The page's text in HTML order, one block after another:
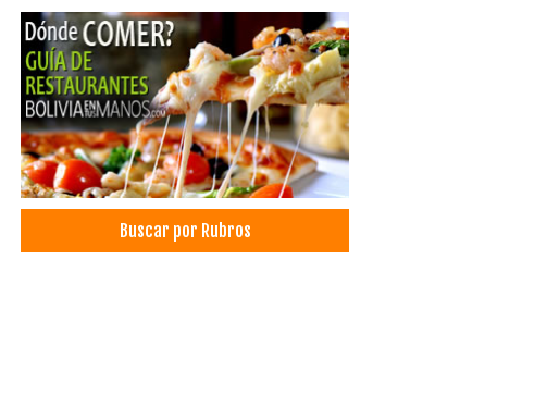
Transporte multimodal
Transporte Marítimo
Transporte Terrestre
Transporte de carga terrestre
Transporte Larga Distancia
Transporte aéreo de mercancías
Transportes
Buscar por Rubros